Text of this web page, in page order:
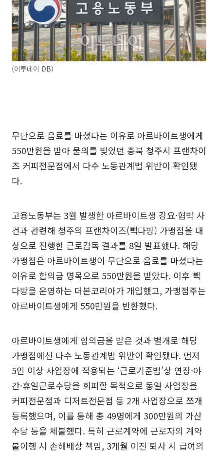
(이투데이 DB)
무단으로 음료를 마셨다는 이유로 아르바이트생에게
550만원을 받아 물의를 빚었던 충북 청주시 프랜차이
즈 커피전문점에서 다수 노동관계법 위반이 확인됐
다.
고용노동부는 3월 발생한 아르바이트생 강요·협박 사
건과 관련해 청주의 프랜차이즈(빽다방) 가맹점을 대
상으로 진행한 근로감독 결과를 8일 발표했다. 해당
가맹점은 아르바이트생이 무단으로 음료를 마셨다는
이유로 합의금 명목으로 550만원을 받았다. 이후 빽
다방을 운영하는 더본코리아가 개입했고, 가맹점주는
아르바이트생에게 550만원을 반환했다.
아르바이트생에게 합의금을 받은 것과 별개로 해당
가맹점에선 다수 노동관계법 위반이 확인됐다. 먼저
5인 이상 사업장에 적용되는 ‘근로기준법’상 연장·야
간·휴일근로수당을 회피할 목적으로 동일 사업장을
커피전문점과 디저트전문점 등 2개 사업장으로 쪼개
등록했으며, 이를 통해 총 49명에게 300만원의 가산
수당 등을 체불했다. 특히 근로계약에 근로자의 계약
불이행 시 손해배상 책임, 3개월 이전 퇴사 시 급여의